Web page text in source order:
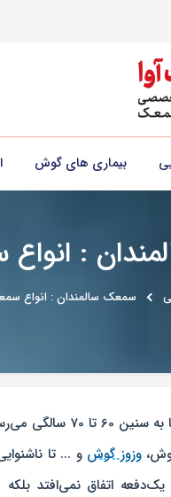
بیماری های گوش
:
سمعک سالمندان : انواع
زمانی که
وزوز گوش و ... تا
یک‌دفعه اتفاق نمی‌افتد